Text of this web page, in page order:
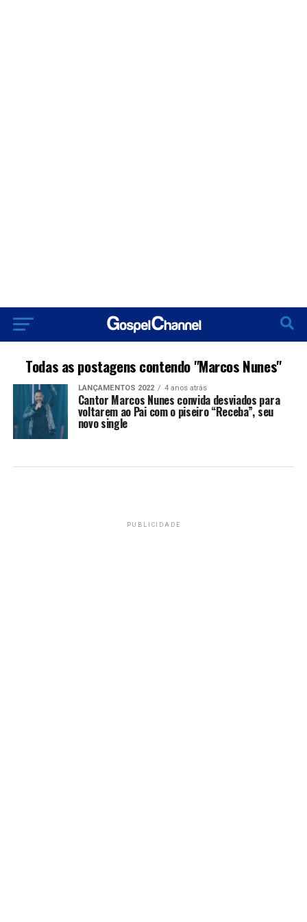
Todas as postagens contendo "Marcos Nunes"
LANÇAMENTOS 2022 4 anos atrás
Cantor Marcos Nunes convida desviados para
voltarem ao Pai com o piseiro “Receba”, seu
novo single
PUBLICIDADE